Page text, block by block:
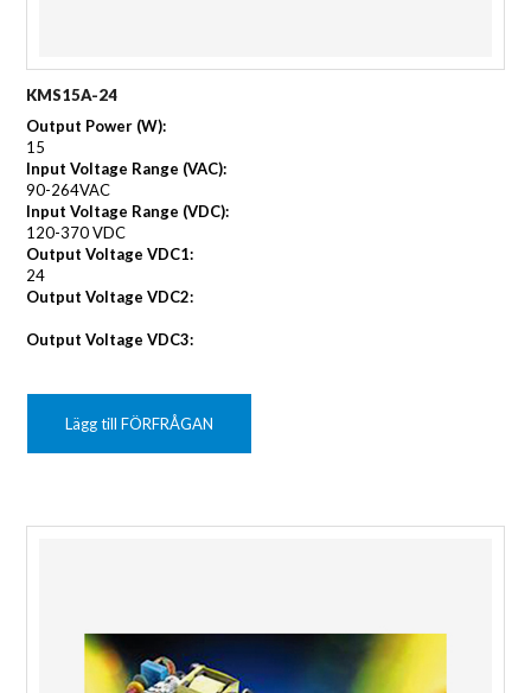
KMS15A-24
Output Power (W):
15
Input Voltage Range (VAC):
90-264VAC
Input Voltage Range (VDC):
120-370 VDC
Output Voltage VDC1:
24
Output Voltage VDC2:
Output Voltage VDC3:
Lägg till FÖRFRÅGAN